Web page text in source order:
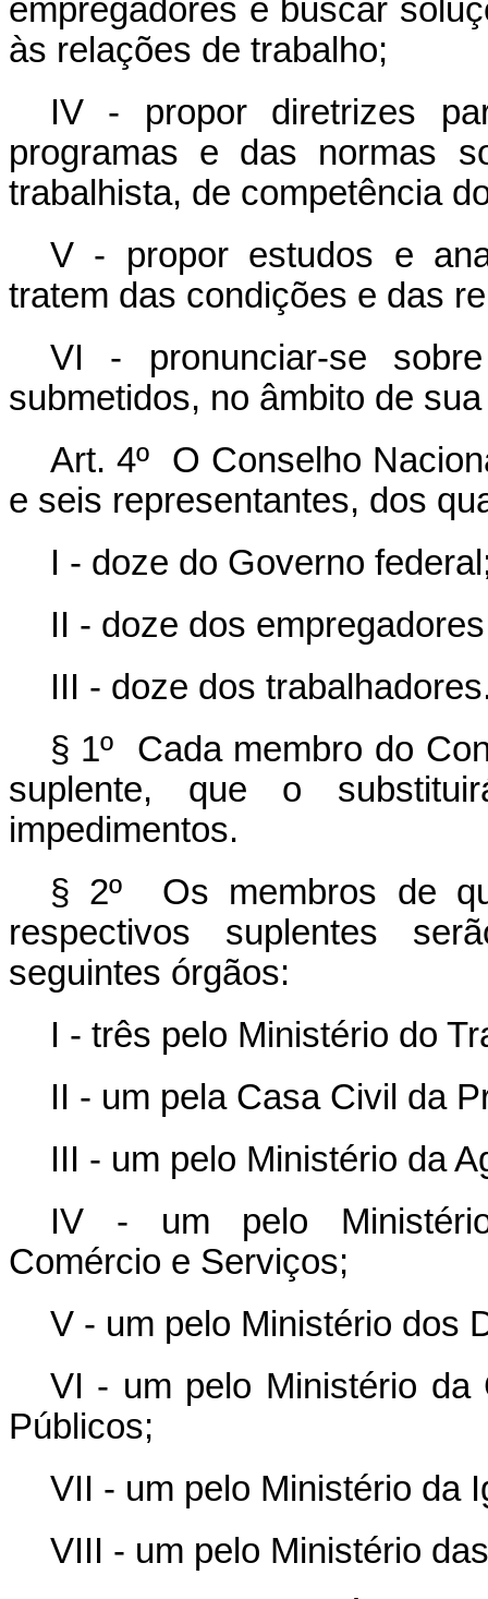
empregadores e buscar
às relações de trabalho;
IV - propor diretrizes
programas e das normas
trabalhista, de competência
V - propor estudos e
tratem das condições e das
VI - pronunciar-se
submetidos, no âmbito de
Art. 4º O Conselho
e seis representantes, dos
I - doze do Governo
II - doze dos
III - doze dos
§ 1º Cada membro do
suplente, que o
impedimentos.
§ 2º Os membros de
respectivos suplentes
seguintes órgãos:
I - três pelo Ministério do
II - um pela Casa Civil da
III - um pelo Ministério da
IV - um pelo
Comércio e Serviços;
V - um pelo Ministério dos
VI - um pelo Ministério
Públicos;
VII - um pelo Ministério da
VIII - um pelo Ministério